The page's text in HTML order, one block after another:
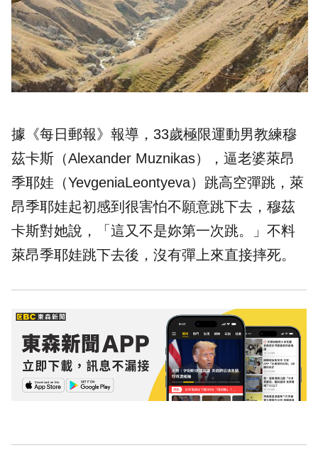
據 《每日郵報》 報導，33歲極限運動男教練穆
茲卡斯（Alexander Muznikas），逼老婆萊昂
季耶娃（YevgeniaLeontyeva）跳高空彈跳，萊
昂季耶娃起初感到很害怕不願意跳下去，穆茲
卡斯對她說，「這又不是妳第一次跳。」不料
萊昂季耶娃跳下去後，沒有彈上來直接摔死。